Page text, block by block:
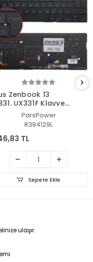
Zenbook 13
UX331F Klavye
(Siyah TR)
ParsPower
R394129L
TL
Sepete Ekle
ulaşır.